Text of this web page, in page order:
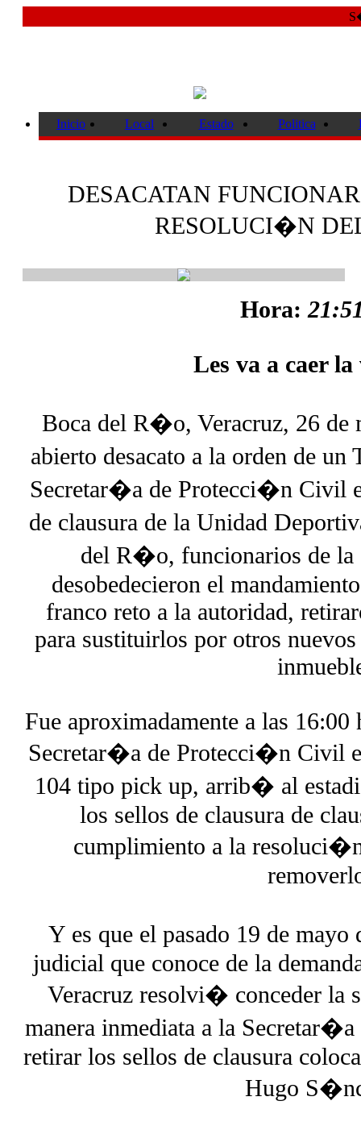
Inicio Local Estado Politica
DESACATAN
RESOLUCI�N
Hora:
Les va a caer
Boca del R�o, Veracruz, 26 de
abierto desacato a la orden de
Secretar�a de Protecci�n Civil
de clausura de la Unidad
del R�o, funcionarios de
desobedecieron el
franco reto a la autoridad,
para sustituirlos por otros
Fue aproximadamente a las 16:00
Secretar�a de Protecci�n Civil
104 tipo pick up, arrib� al
los sellos de clausura de
cumplimiento a la
Y es que el pasado 19 de
judicial que conoce de la
Veracruz resolvi� conceder
manera inmediata a la
retirar los sellos de clausura
Hugo